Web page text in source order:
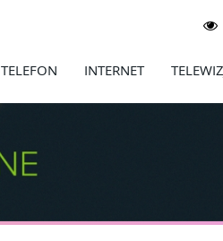
TELEFON INTERNET